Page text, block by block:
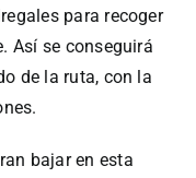
para recoger
Así se conseguirá
de la ruta, con la
bajar en esta